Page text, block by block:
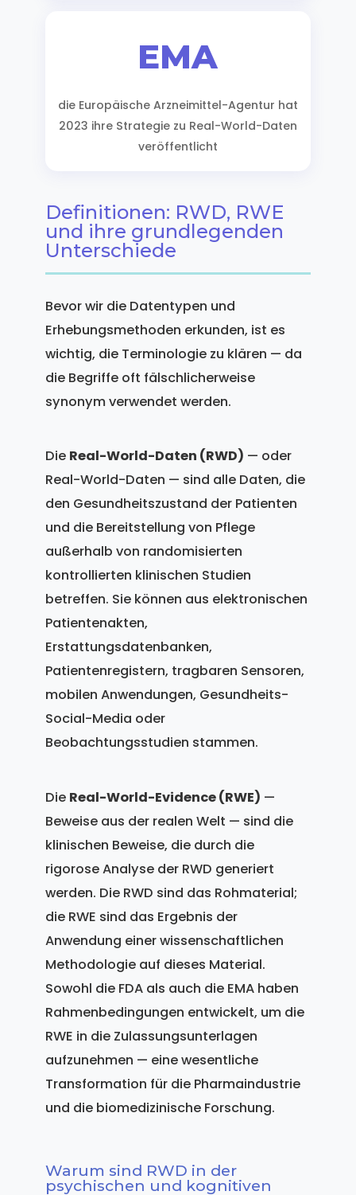
EMA
die Europäische Arzneimittel-Agentur hat
2023 ihre Strategie zu Real-World-Daten
veröffentlicht
Definitionen: RWD, RWE
und ihre grundlegenden
Unterschiede
Bevor wir die Datentypen und
Erhebungsmethoden erkunden, ist es
wichtig, die Terminologie zu klären — da
die Begriffe oft fälschlicherweise
synonym verwendet werden.
Die Real-World-Daten (RWD) — oder
Real-World-Daten — sind alle Daten, die
den Gesundheitszustand der Patienten
und die Bereitstellung von Pflege
außerhalb von randomisierten
kontrollierten klinischen Studien
betreffen. Sie können aus elektronischen
Patientenakten,
Erstattungsdatenbanken,
Patientenregistern, tragbaren Sensoren,
mobilen Anwendungen, Gesundheits-
Social-Media oder
Beobachtungsstudien stammen.
Die Real-World-Evidence (RWE) —
Beweise aus der realen Welt — sind die
klinischen Beweise, die durch die
rigorose Analyse der RWD generiert
werden. Die RWD sind das Rohmaterial;
die RWE sind das Ergebnis der
Anwendung einer wissenschaftlichen
Methodologie auf dieses Material.
Sowohl die FDA als auch die EMA haben
Rahmenbedingungen entwickelt, um die
RWE in die Zulassungsunterlagen
aufzunehmen — eine wesentliche
Transformation für die Pharmaindustrie
und die biomedizinische Forschung.
Warum sind RWD in der
psychischen und kognitiven